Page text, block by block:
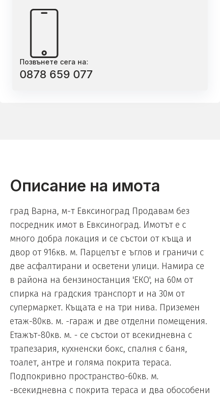
Позвънете сега на:
0878 659 077
Описание на имота
град Варна, м-т Евксиноград Продавам без
посредник имот в Евксиноград. Имотът е с
много добра локация и се състои от къща и
двор от 916кв. м. Парцелът е ъглов и граничи с
две асфалтирани и осветени улици. Намира се
в района на бензиностанция 'ЕКО', на 60м от
спирка на градския транспорт и на 30м от
супермаркет. Къщата е на три нива. Приземен
етаж-80кв. м. -гараж и две отделни помещения.
Етажът-80кв. м. - се състои от всекидневна с
трапезария, кухненски бокс, спалня с баня,
тоалет, антре и голяма покрита тераса.
Подпокривно пространство-60кв. м.
-всекидневна с покрита тераса и два обособени